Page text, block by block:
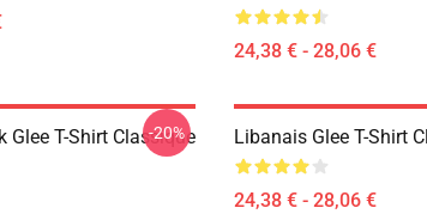
24,38 € - 28,06 €
Glee T-Shirt Classique
-20% Libanais Glee T-Shirt
24,38 € - 28,06 €